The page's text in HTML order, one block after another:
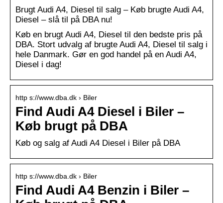
Brugt Audi A4, Diesel til salg – Køb brugte Audi A4,
Diesel – slå til på DBA nu!
Køb en brugt Audi A4, Diesel til den bedste pris på
DBA. Stort udvalg af brugte Audi A4, Diesel til salg i
hele Danmark. Gør en god handel på en Audi A4,
Diesel i dag!
http s://www.dba.dk › Biler
Find Audi A4 Diesel i Biler –
Køb brugt på DBA
Køb og salg af Audi A4 Diesel i Biler på DBA
http s://www.dba.dk › Biler
Find Audi A4 Benzin i Biler –